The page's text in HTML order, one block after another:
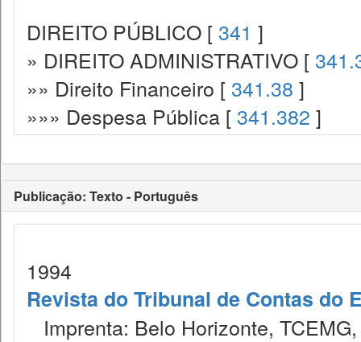
DIREITO PÚBLICO [ 341 ]
» DIREITO ADMINISTRATIVO [
»» Direito Financeiro [ 341.38 ]
»»» Despesa Pública [ 341.382 ]
Publicação: Texto - Português
1994
Revista do Tribunal de Contas do
Imprenta: Belo Horizonte,